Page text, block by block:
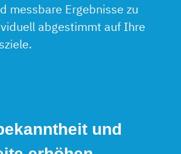
messbare Ergebnisse zu
abgestimmt auf Ihre
und